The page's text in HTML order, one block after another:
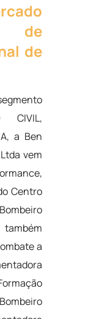
de
de
CIVIL,
a Ben
vem
Centro
a